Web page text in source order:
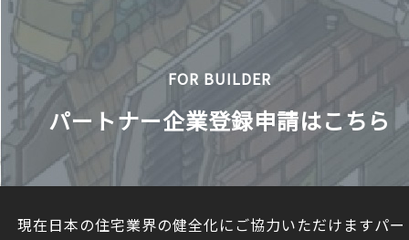
FOR BUILDER
パートナー企業登録申請はこちら
現在日本の住宅業界の健全化にご協力いただけますパ